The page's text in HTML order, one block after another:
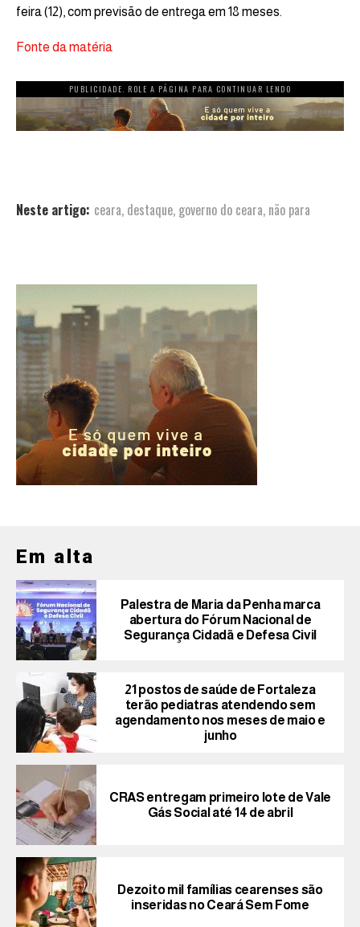
feira (12), com previsão de entrega em 18 meses.
Fonte da matéria
PUBLICIDADE. ROLE A PÁGINA PARA CONTINUAR LENDO
Neste artigo: ceara, destaque, governo do ceara, não para
Em alta
Palestra de Maria da Penha marca
abertura do Fórum Nacional de
Segurança Cidadã e Defesa Civil
21 postos de saúde de Fortaleza
terão pediatras atendendo sem
agendamento nos meses de maio e
junho
CRAS entregam primeiro lote de Vale
Gás Social até 14 de abril
Dezoito mil famílias cearenses são
inseridas no Ceará Sem Fome